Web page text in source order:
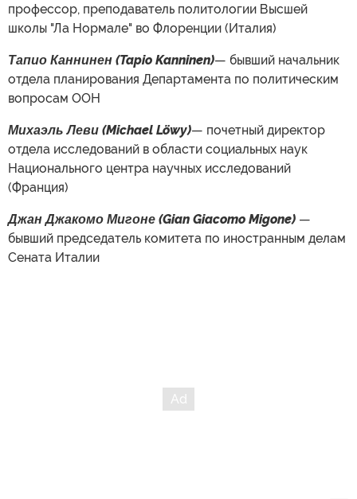
профессор, преподаватель политологии Высшей
школы "Ла Нормале" во Флоренции (Италия)
Тапио Каннинен (Tapio Kanninen)— бывший начальник
отдела планирования Департамента по политическим
вопросам ООН
Михаэль Леви (Michael Löwy)— почетный директор
отдела исследований в области социальных наук
Национального центра научных исследований
(Франция)
Джан Джакомо Мигоне (Gian Giacomo Migone) —
бывший председатель комитета по иностранным делам
Сената Италии